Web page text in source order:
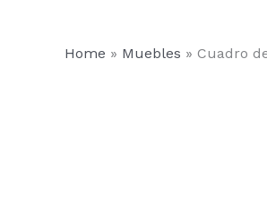
Home » Muebles » Cuadro